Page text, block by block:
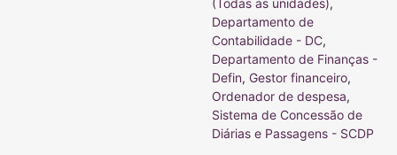
(Todas as unidades),
Departamento de
Contabilidade - DC,
Departamento de Finanças -
Defin, Gestor financeiro,
Ordenador de despesa,
Sistema de Concessão de
Diárias e Passagens - SCDP